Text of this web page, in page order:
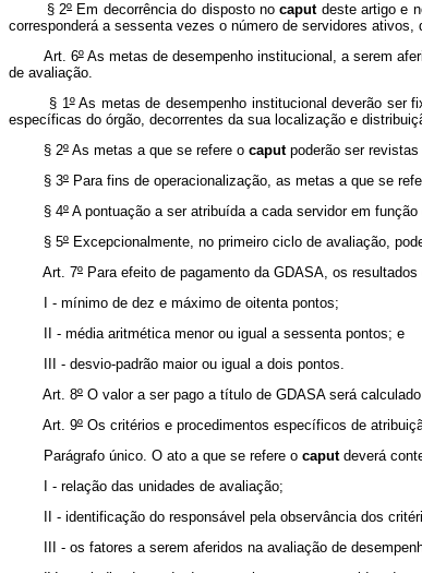
§ 2ºEm decorrência do disposto nocaputdeste artigo e
corresponderá a sessenta vezes o número de servidores ativos,
Art. 6ºAs metas de desempenho institucional, a serem
de avaliação.
§ 1ºAs metas de desempenho institucional deverão ser
específicas do órgão, decorrentes da sua localização e
§ 2º As metas a que se refere o caputpoderão ser revistas
§ 3º Para fins de operacionalização, as metas a que se
§ 4º A pontuação a ser atribuída a cada servidor em
§ 5º Excepcionalmente, no primeiro ciclo de avaliação,
Art. 7º Para efeito de pagamento da GDASA, os
I - mínimo de dez e máximo de oitenta pontos;
II - média aritmética menor ou igual a sessenta pontos; e
III - desvio-padrão maior ou igual a dois pontos.
Art. 8º O valor a ser pago a título de GDASA será
Art. 9º Os critérios e procedimentos específicos de
Parágrafo único. O ato a que se refere o caputdeverá
I - relação das unidades de avaliação;
II - identificação do responsável pela observância dos
III - os fatores a serem aferidos na avaliação de